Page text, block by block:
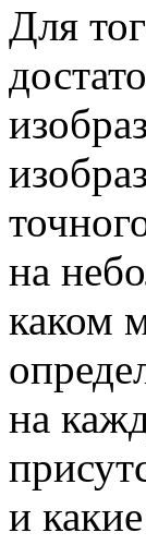
Для
на
каком
на
и